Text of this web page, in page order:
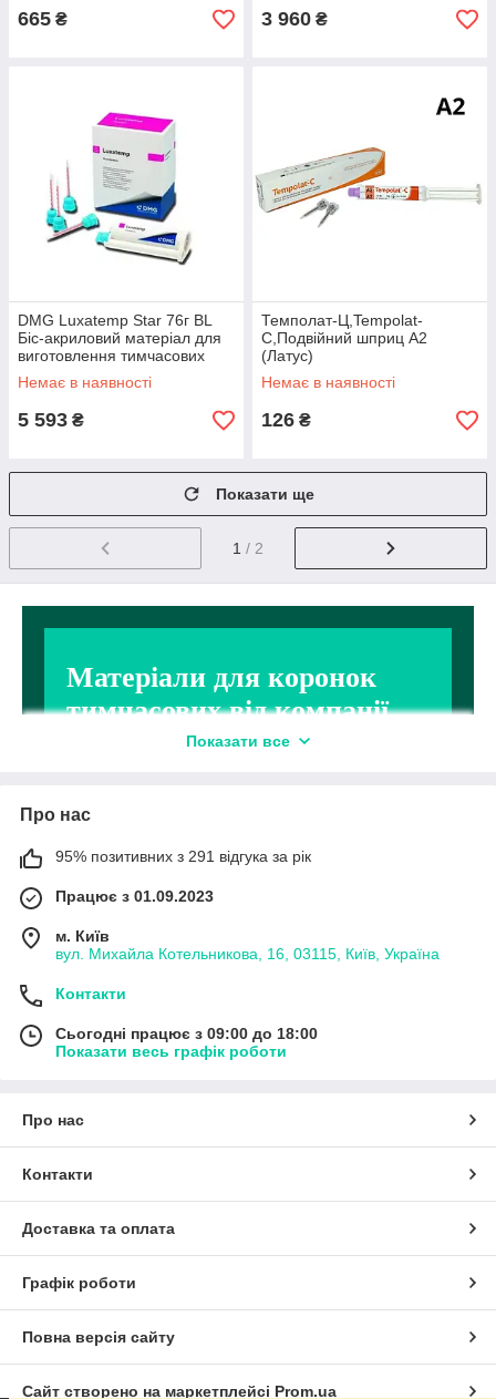
665 ₴ 3 960 ₴
DMG Luxatemp Star 76г ВL
Біс-акриловий матеріал для
виготовлення тимчасових
коронок
Немає в наявності
5 593 ₴
Темполат-Ц,Tempolat-
С,Подвійний шприц А2
(Латус)
Немає в наявності
126 ₴
Показати ще
1 / 2
Матеріали для коронок
тимчасових від компанії
«Kiev Dent»!
Spident, Kettenbach, DMG та інших
Показати все
Про нас
95% позитивних з 291 відгука за рік
Працює з 01.09.2023
м. Київ
вул. Михайла Котельникова, 16, 03115, Київ, Україна
Контакти
Сьогодні працює з 09:00 до 18:00
Показати весь графік роботи
Про нас
Контакти
Доставка та оплата
Графік роботи
Повна версія сайту
Сайт створено на маркетплейсі Prom.ua